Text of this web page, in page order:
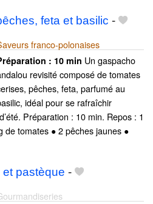
feta et basilic -
franco-polonaises
: 10 min Un gaspacho
revisité composé de tomates
pêches, feta, parfumé au
idéal pour se rafraîchir
Préparation : 10 min. Repos : 1
de tomates ● 2 pêches jaunes ●
pastèque -